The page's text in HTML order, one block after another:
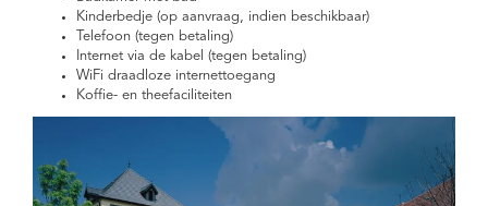
Kinderbedje (op aanvraag, indien beschikbaar)
Telefoon (tegen betaling)
Internet via de kabel (tegen betaling)
WiFi draadloze internettoegang
Koffie- en theefaciliteiten